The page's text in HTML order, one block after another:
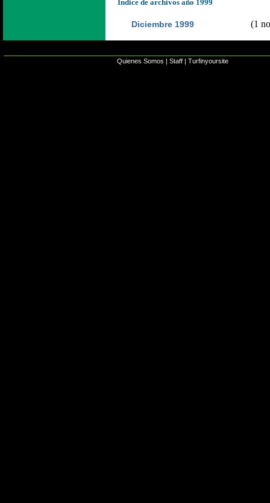
Índice de archivos año 1999
Diciembre 1999 (1
Quienes Somos | Staff | Turfinyoursite